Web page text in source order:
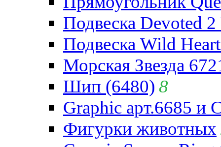
Подвеска Devoted
Подвеска Wild
Морская Звезда
Шип (6480) 8
Graphic арт.6685 и
Фигурки животных